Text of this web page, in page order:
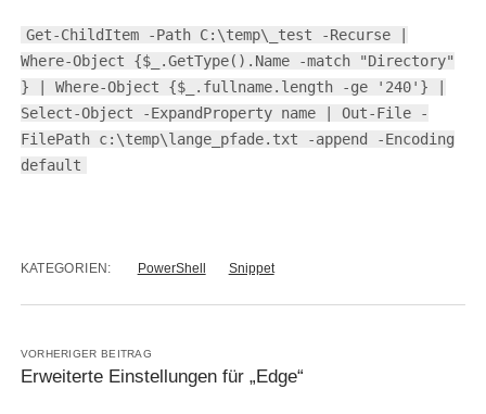
Get-ChildItem -Path C:\temp\_test -Recurse |
Where-Object {$_.GetType().Name -match "Directory"
} | Where-Object {$_.fullname.length -ge '240'} |
Select-Object -ExpandProperty name | Out-File -
FilePath c:\temp\lange_pfade.txt -append -Encoding
default
KATEGORIEN: PowerShell Snippet
VORHERIGER BEITRAG
Erweiterte Einstellungen für „Edge“